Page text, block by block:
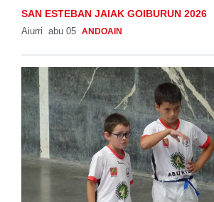
SAN ESTEBAN JAIAK GOIBURUN 2026
Aiurri abu 05 ANDOAIN